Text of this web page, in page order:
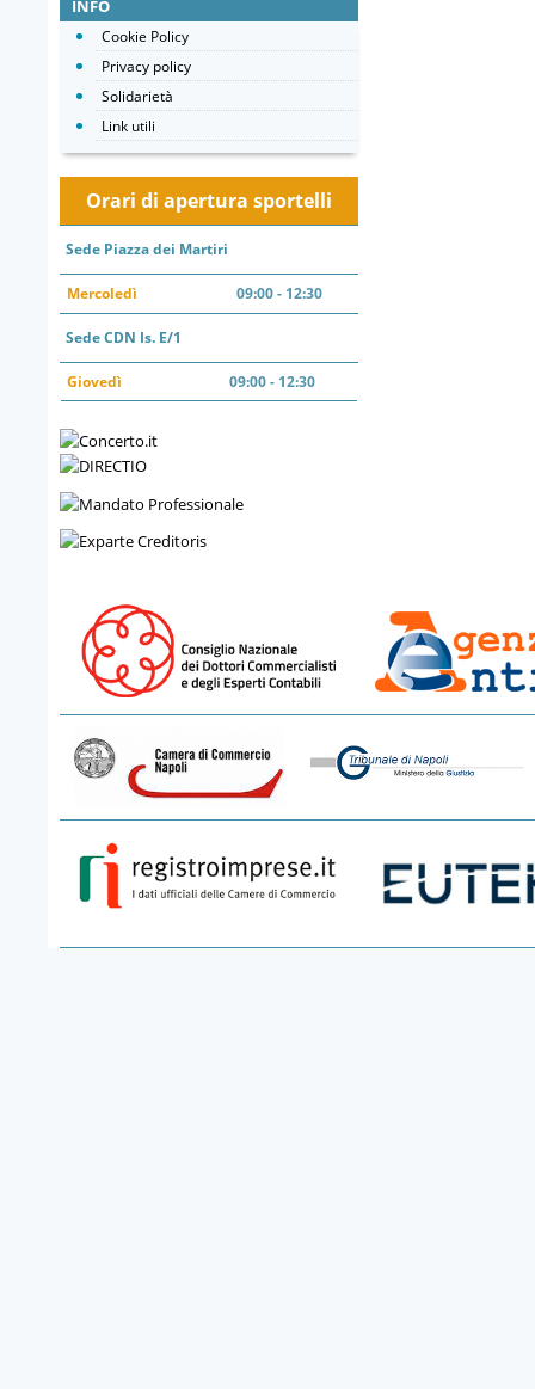
INFO
Cookie Policy
Privacy policy
Solidarietà
Link utili
Orari di apertura sportelli
Sede Piazza dei Martiri
Mercoledì 09:00 - 12:30
Sede CDN Is. E/1
Giovedì 09:00 - 12:30